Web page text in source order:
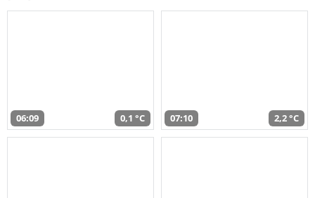
06:09 0,1 °C 07:10 2,2 °C